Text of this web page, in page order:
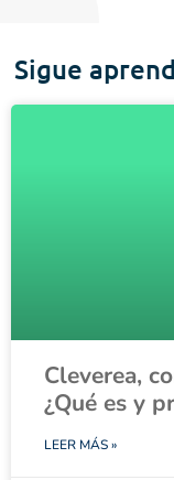
Sigue
Cleverea,
¿Qué es y
LEER MÁS »